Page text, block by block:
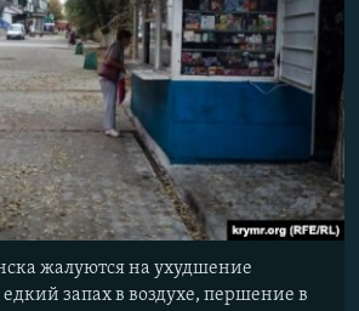
КРЫМА
жалуются на ухудшение
едкий запах в воздухе, першение в